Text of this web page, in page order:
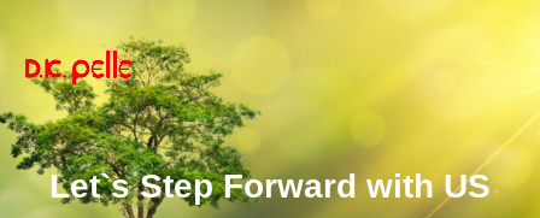
Let`s Step Forward with US